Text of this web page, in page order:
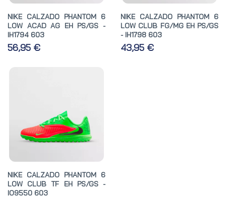
NIKE CALZADO PHANTOM 6
LOW ACAD AG EH PS/GS -
IH1794 603
56,95 €
NIKE CALZADO PHANTOM 6
LOW CLUB FG/MG EH PS/GS
- IH1798 603
43,95 €
NIKE CALZADO PHANTOM 6
LOW CLUB TF EH PS/GS -
IO9550 603